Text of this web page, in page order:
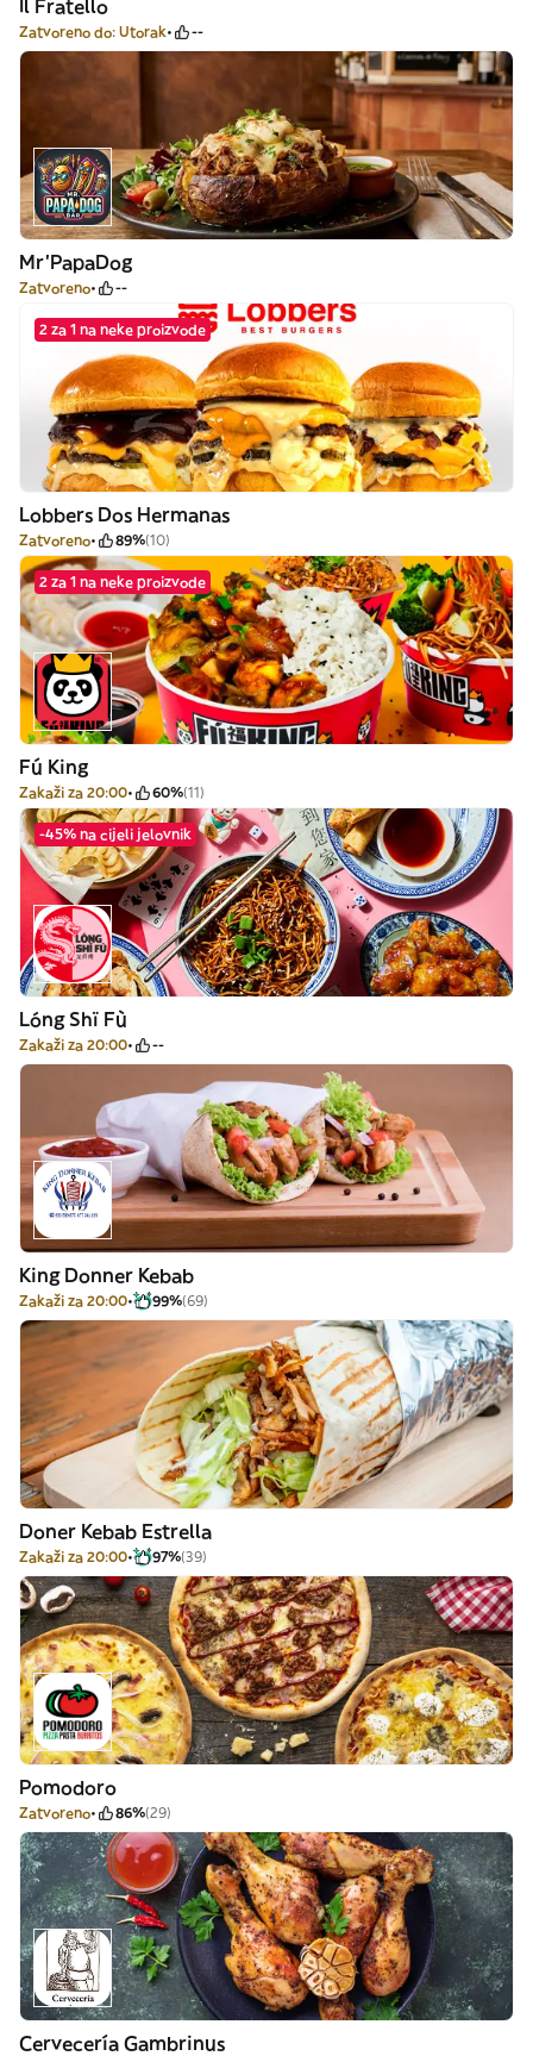
Il Fratello
Zatvoreno do: Utorak --
Mr’PapaDog
Zatvoreno --
2 za 1 na neke proizvode
Lobbers Dos Hermanas
Zatvoreno 89%(10)
2 za 1 na neke proizvode
Fú King
Zakaži za 20:00 60%(11)
-45% na cijeli jelovnik
Lóng Shï Fù
Zakaži za 20:00 --
King Donner Kebab
Zakaži za 20:00 99%(69)
Doner Kebab Estrella
Zakaži za 20:00 97%(39)
Pomodoro
Zatvoreno 86%(29)
Cervecería Gambrinus